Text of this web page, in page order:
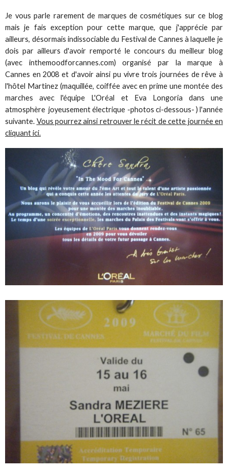
Je vous parle rarement de marques de cosmétiques sur ce blog
mais je fais exception pour cette marque, que j'apprécie par
ailleurs, désormais indissociable du Festival de Cannes à laquelle je
dois par ailleurs d'avoir remporté le concours du meilleur blog
(avec inthemoodforcannes.com) organisé par la marque à
Cannes en 2008 et d'avoir ainsi pu vivre trois journées de rêve à
l'hôtel Martinez (maquillée, coiffée avec en prime une montée des
marches avec l'équipe L'Oréal et Eva Longoria dans une
atmosphère joyeusement électrique -photos ci-dessous- ) l'année
suivante. Vous pourrez ainsi retrouver le récit de cette journée en
cliquant ici.